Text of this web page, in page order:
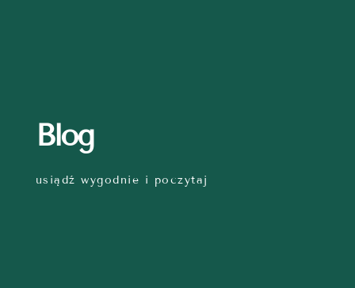
Blog
usiądź wygodnie i poczytaj